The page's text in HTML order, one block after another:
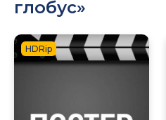
глобус»
HDRip